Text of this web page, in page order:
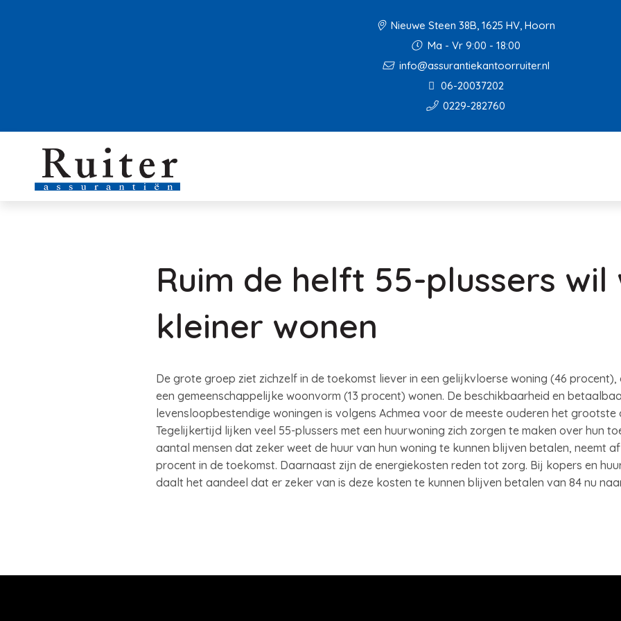
Nieuwe Steen 38B, 1625 HV, Hoorn
Ma - Vr 9:00 - 18:00
info@assurantiekantoorruiter.nl
06-20037202
0229-282760
Ruim de helft 55-plussers wil
kleiner wonen
De grote groep ziet zichzelf in de toekomst liever in een gelijkvloerse woning (46
een gemeenschappelijke woonvorm (13 procent) wonen. De beschikbaarheid en
levensloopbestendige woningen is volgens Achmea voor de meeste ouderen het grootste
Tegelijkertijd lijken veel 55-plussers met een huurwoning zich zorgen te maken over hun
aantal mensen dat zeker weet de huur van hun woning te kunnen blijven betalen, neemt
procent in de toekomst. Daarnaast zijn de energiekosten reden tot zorg. Bij kopers en
daalt het aandeel dat er zeker van is deze kosten te kunnen blijven betalen van 84 nu